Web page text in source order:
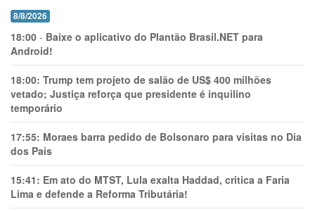
8/8/2026
18:00 - Baixe o aplicativo do Plantão Brasil.NET para
Android!
18:00: Trump tem projeto de salão de US$ 400 milhões
vetado; Justiça reforça que presidente é inquilino
temporário
17:55: Moraes barra pedido de Bolsonaro para visitas no Dia
dos Pais
15:41: Em ato do MTST, Lula exalta Haddad, critica a Faria
Lima e defende a Reforma Tributária!